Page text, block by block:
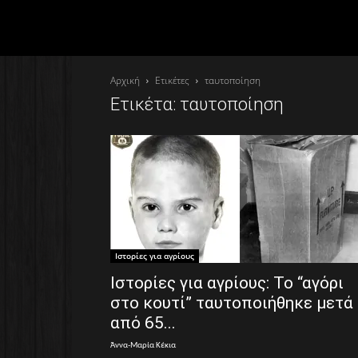
Αρχική Ετικέτες ταυτοποίηση
Ετικέτα: ταυτοποίηση
Ιστορίες για αγρίους
Ιστορίες για αγρίους: Το “αγόρι
στο κουτί” ταυτοποιήθηκε μετά
από 65...
Άννα-Μαρία Κέκια